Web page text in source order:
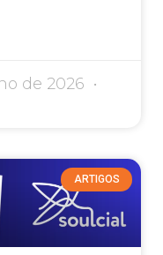
de 2026
ARTIGOS